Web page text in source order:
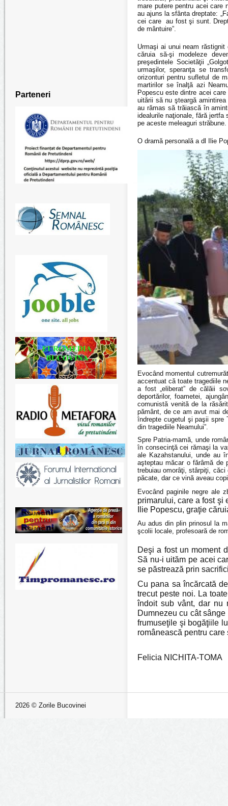
Parteneri
mare putere pentru acei care
au ajuns la sfânta dreptate:
cei care au fost şi sunt.
de mântuire”.
Urmaşi ai unui neam răstignit
căruia să-şi modeleze
preşedintele Societăţii
urmaşilor, speranţa se
orizonturi pentru sufletul de
martirilor se înalţă azi
Popescu este dintre acei
uitării să nu şteargă amintirea
au rămas să trăiască în
idealurile naţionale, fără jertfa
pe aceste meleaguri străbune.
O dramă personală a dl Ilie
Evocând momentul
accentuat că toate tragediile
a fost „eliberat” de călăii
deportărilor, foametei,
comunistă venită de la
pământ, de ce am avut mai
îndrepte cugetul şi paşii spre
din tragediile Neamului”.
Spre Patria-mamă, unde
în consecinţă cei rămaşi la
ale Kazahstanului, unde au
aşteptau măcar o fărâmă de
trebuiau omorâţi, stârpiţi,
păcate, dar ce vină aveau
Evocând paginile negre ale
primarului, care a fost şi
Ilie Popescu, graţie
Au adus din plin prinosul la
şcolii locale, profesoară de
Deşi a fost un moment
Să nu-i uităm pe acei
se păstrează prin
Cu pana sa încărcată
trecut peste noi. La
îndoit sub vânt, dar nu
Dumnezeu cu cât
frumuseţile şi bogăţiile
românească pentru care
Felicia NICHITA-TOMA
2026 © Zorile Bucovinei